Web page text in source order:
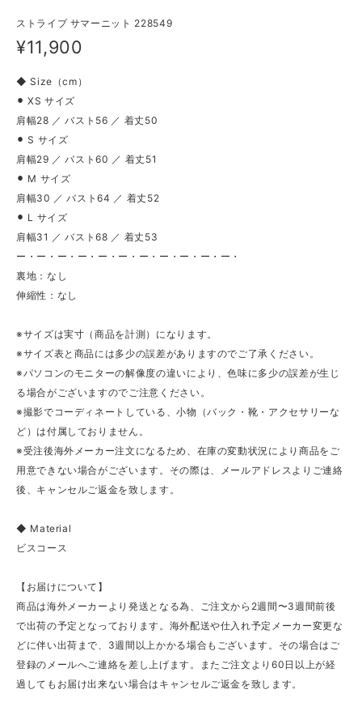
ストライプ サマーニット 228549
¥11,900
◆ Size（cm）
⚫︎ XS サイズ
肩幅28 ／ バスト56 ／ 着丈50
⚫︎ S サイズ
肩幅29 ／ バスト60 ／ 着丈51
⚫︎ M サイズ
肩幅30 ／ バスト64 ／ 着丈52
⚫︎ L サイズ
肩幅31 ／ バスト68 ／ 着丈53
ー・ー・ー・ー・ー・ー・ー・ー・ー・ー・ー・
裏地：なし
伸縮性：なし
※サイズは実寸（商品を計測）になります。
※サイズ表と商品には多少の誤差がありますのでご了承ください。
※パソコンのモニターの解像度の違いにより、色味に多少の誤差が生じ
る場合がございますのでご注意ください。
※撮影でコーディネートしている、小物（バック・靴・アクセサリーな
ど）は付属しておりません。
※受注後海外メーカー注文になるため、在庫の変動状況により商品をご
用意できない場合がございます。その際は、メールアドレスよりご連絡
後、キャンセルご返金を致します。
◆ Material
ビスコース
【お届けについて】
商品は海外メーカーより発送となる為、ご注文から2週間〜3週間前後
で出荷の予定となっております。海外配送や仕入れ予定メーカー変更な
どに伴い出荷まで、3週間以上かかる場合もございます。その場合はご
登録のメールへご連絡を差し上げます。またご注文より60日以上が経
過してもお届け出来ない場合はキャンセルご返金を致します。